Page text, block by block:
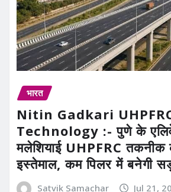
भारत
Nitin Gadkari
Technology :- पुणे के
मलेशियाई UHPFRC तकनीक
इस्तेमाल, कम पिलर में बनेगी
Satvik Samachar Jul 21,